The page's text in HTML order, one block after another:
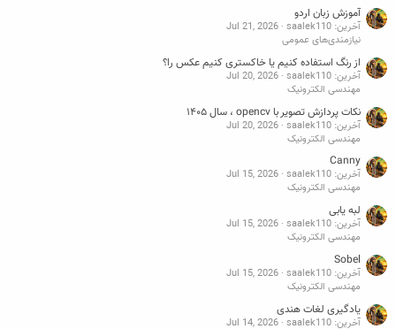
آموزش زبان اردو
آخرین: saalek110
Jul 21, 2026
نیازمندی‌های عمومی
از رنگ استفاده کنیم یا خاکستری کنیم عکس را؟
آخرین: saalek110
Jul 20, 2026
مهندسی الکترونیک
نکات پردازش تصویر با opencv ، سال ۱۴۰۵
آخرین: saalek110
Jul 20, 2026
مهندسی الکترونیک
Canny
آخرین: saalek110
Jul 15, 2026
مهندسی الکترونیک
لبه یابی
آخرین: saalek110
Jul 15, 2026
مهندسی الکترونیک
Sobel
آخرین: saalek110
Jul 15, 2026
مهندسی الکترونیک
یادگیری لغات هندی
آخرین: saalek110
Jul 14, 2026